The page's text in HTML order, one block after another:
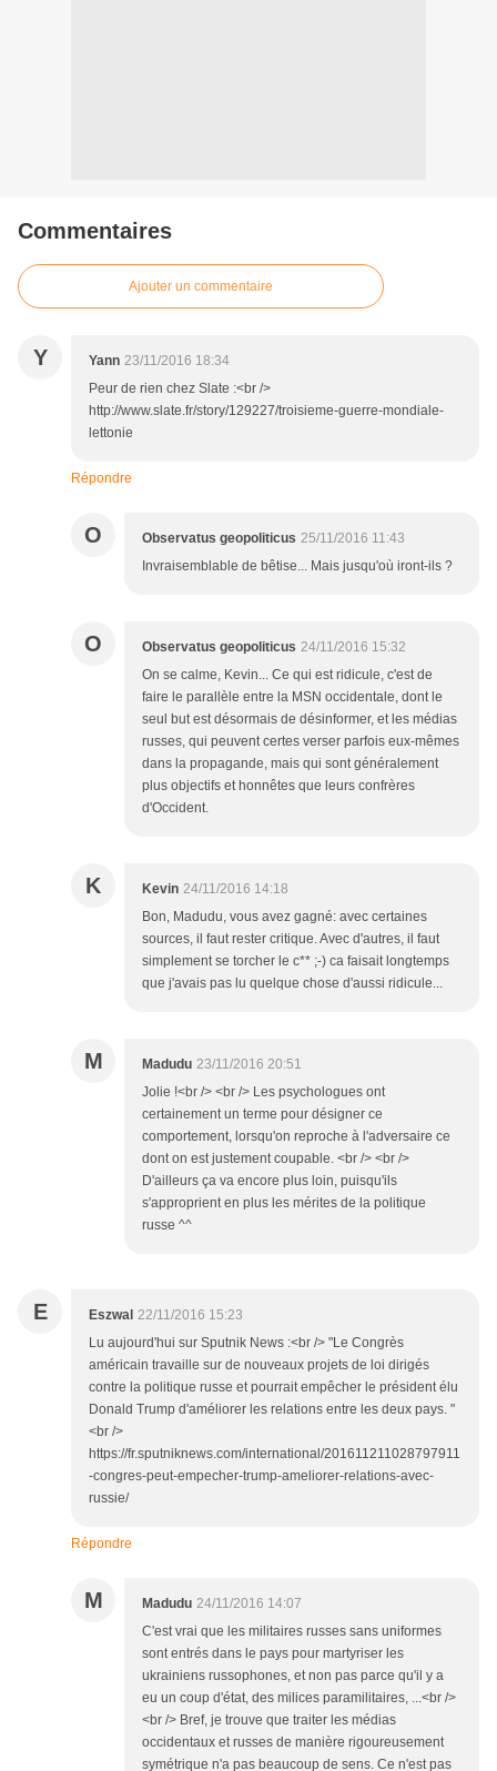
Commentaires
Ajouter un commentaire
Y Yann 23/11/2016 18:34
Peur de rien chez Slate :<br />
http://www.slate.fr/story/129227/troisieme-guerre-mondiale-
lettonie
Répondre
O Observatus geopoliticus 25/11/2016 11:43
Invraisemblable de bêtise... Mais jusqu'où iront-ils ?
O Observatus geopoliticus 24/11/2016 15:32
On se calme, Kevin... Ce qui est ridicule, c'est de
faire le parallèle entre la MSN occidentale, dont le
seul but est désormais de désinformer, et les médias
russes, qui peuvent certes verser parfois eux-mêmes
dans la propagande, mais qui sont généralement
plus objectifs et honnêtes que leurs confrères
d'Occident.
K Kevin 24/11/2016 14:18
Bon, Madudu, vous avez gagné: avec certaines
sources, il faut rester critique. Avec d'autres, il faut
simplement se torcher le c** ;-) ca faisait longtemps
que j'avais pas lu quelque chose d'aussi ridicule...
M Madudu 23/11/2016 20:51
Jolie !<br /> <br /> Les psychologues ont
certainement un terme pour désigner ce
comportement, lorsqu'on reproche à l'adversaire ce
dont on est justement coupable. <br /> <br />
D'ailleurs ça va encore plus loin, puisqu'ils
s'approprient en plus les mérites de la politique
russe ^^
E Eszwal 22/11/2016 15:23
Lu aujourd'hui sur Sputnik News :<br /> "Le Congrès
américain travaille sur de nouveaux projets de loi dirigés
contre la politique russe et pourrait empêcher le président élu
Donald Trump d'améliorer les relations entre les deux pays. "
<br />
https://fr.sputniknews.com/international/201611211028797911
-congres-peut-empecher-trump-ameliorer-relations-avec-
russie/
Répondre
M Madudu 24/11/2016 14:07
C'est vrai que les militaires russes sans uniformes
sont entrés dans le pays pour martyriser les
ukrainiens russophones, et non pas parce qu'il y a
eu un coup d'état, des milices paramilitaires, ...<br />
<br /> Bref, je trouve que traiter les médias
occidentaux et russes de manière rigoureusement
symétrique n'a pas beaucoup de sens. Ce n'est pas